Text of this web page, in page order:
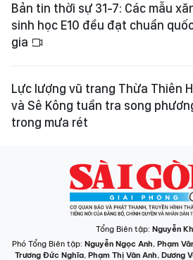
Bản tin thời sự 31-7: Các mẫu
sinh học E10 đều đạt chuẩn
gia
Lực lượng vũ trang Thừa Thiên
và Sê Kông tuần tra song
trong mưa rét
Tổng Biên tập: Nguyễn
Phó Tổng Biên tập: Nguyễn Ngọc Anh, Phạm
Trương Đức Nghĩa, Phạm Thị Vân Anh, Dương